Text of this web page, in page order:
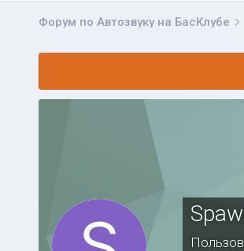
Форум по Автозвуку на БасКлубе